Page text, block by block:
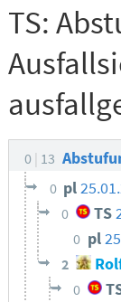
TS:
0 13
0 pl
0 TS
0 pl
2
0